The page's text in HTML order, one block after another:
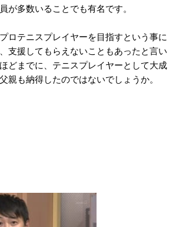
が多数いることでも有名です。
ロテニスプレイヤーを目指すという事に
支援してもらえないこともあったと言い
どまでに、テニスプレイヤーとして大成
親も納得したのではないでしょうか。